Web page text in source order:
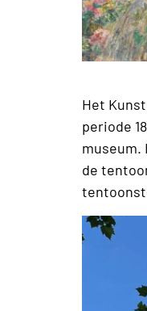
Het
periode
de